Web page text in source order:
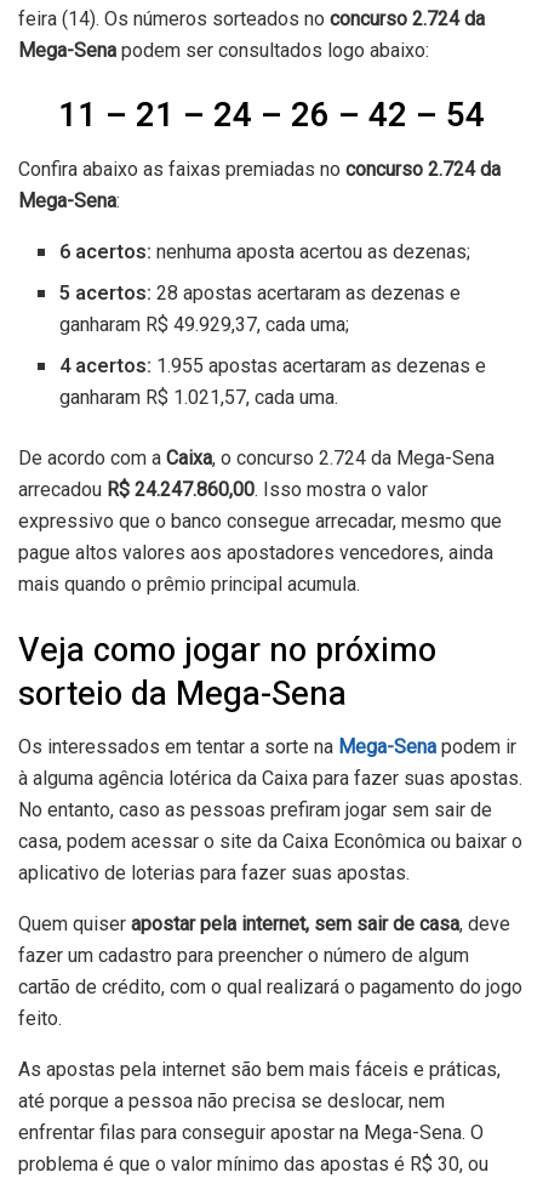
feira (14). Os números sorteados no concurso 2.724 da
Mega-Sena podem ser consultados logo abaixo:
11 – 21 – 24 – 26 – 42 – 54
Confira abaixo as faixas premiadas no concurso 2.724da
Mega-Sena:
6 acertos: nenhuma aposta acertou as dezenas;
5 acertos: 28 apostas acertaram as dezenas e
ganharam R$ 49.929,37, cada uma;
4 acertos: 1.955 apostas acertaram as dezenas e
ganharam R$ 1.021,57, cada uma.
De acordo com a Caixa, o concurso 2.724 da Mega-Sena
arrecadou R$ 24.247.860,00. Isso mostra o valor
expressivo que o banco consegue arrecadar, mesmo que
pague altos valores aos apostadores vencedores, ainda
mais quando o prêmio principal acumula.
Veja como jogar no próximo
sorteio da Mega-Sena
Os interessados em tentar a sorte na Mega-Sena podem ir
à alguma agência lotérica da Caixa para fazer suas apostas.
No entanto, caso as pessoas prefiram jogar sem sair de
casa, podem acessar o site da Caixa Econômica ou baixar o
aplicativo de loterias para fazer suas apostas.
Quem quiser apostar pela internet, sem sair de casa, deve
fazer um cadastro para preencher o número de algum
cartão de crédito, com o qual realizará o pagamento do jogo
feito.
As apostas pela internet são bem mais fáceis e práticas,
até porque a pessoa não precisa se deslocar, nem
enfrentar filas para conseguir apostar na Mega-Sena. O
problema é que o valor mínimo das apostas é R$ 30, ou